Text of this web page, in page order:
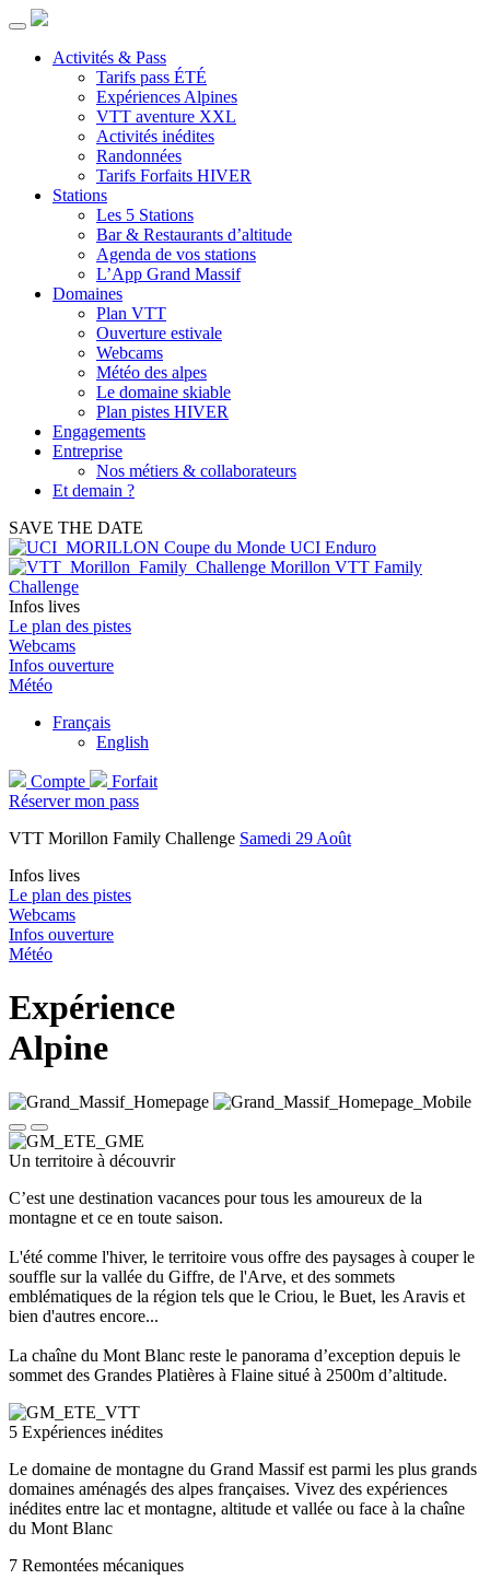
Activités & Pass
Tarifs pass ÉTÉ
Expériences Alpines
VTT aventure XXL
Activités inédites
Randonnées
Tarifs Forfaits HIVER
Stations
Les 5 Stations
Bar & Restaurants d’altitude
Agenda de vos stations
L’App Grand Massif
Domaines
Plan VTT
Ouverture estivale
Webcams
Météo des alpes
Le domaine skiable
Plan pistes HIVER
Engagements
Entreprise
Nos métiers & collaborateurs
Et demain ?
SAVE THE DATE
Coupe du Monde UCI Enduro
Morillon VTT Family
Challenge
Infos lives
Le plan des pistes
Webcams
Infos ouverture
Météo
Français
English
Compte
Forfait
Réserver mon pass
VTT Morillon Family Challenge Samedi 29 Août
Infos lives
Le plan des pistes
Webcams
Infos ouverture
Météo
Expérience
Alpine
Un territoire à découvrir
C’est une destination vacances pour tous les amoureux de la
montagne et ce en toute saison.
L'été comme l'hiver, le territoire vous offre des paysages à couper le
souffle sur la vallée du Giffre, de l'Arve, et des sommets
emblématiques de la région tels que le Criou, le Buet, les Aravis et
bien d'autres encore...
La chaîne du Mont Blanc reste le panorama d’exception depuis le
sommet des Grandes Platières à Flaine situé à 2500m d’altitude.
5 Expériences inédites
Le domaine de montagne du Grand Massif est parmi les plus grands
domaines aménagés des alpes françaises. Vivez des expériences
inédites entre lac et montagne, altitude et vallée ou face à la chaîne
du Mont Blanc
7 Remontées mécaniques